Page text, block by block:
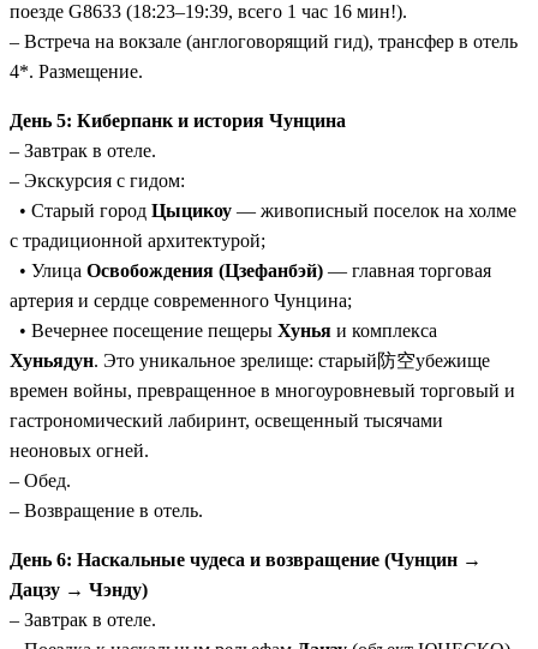
поезде G8633 (18:23–19:39, всего 1 час 16 мин!).
– Встреча на вокзале (англоговорящий гид), трансфер в отель
4*. Размещение.
День 5: Киберпанк и история Чунцина
– Завтрак в отеле.
– Экскурсия с гидом:
• Старый город Цыцикоу — живописный поселок на холме
с традиционной архитектурой;
• Улица Освобождения (Цзефанбэй) — главная торговая
артерия и сердце современного Чунцина;
• Вечернее посещение пещеры Хунья и комплекса
Хуньядун. Это уникальное зрелище: старый防空убежище
времен войны, превращенное в многоуровневый торговый и
гастрономический лабиринт, освещенный тысячами
неоновых огней.
– Обед.
– Возвращение в отель.
День 6: Наскальные чудеса и возвращение (Чунцин →
Дацзу → Чэнду)
– Завтрак в отеле.